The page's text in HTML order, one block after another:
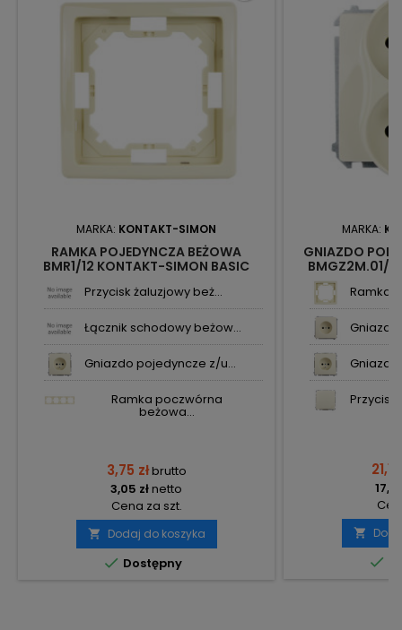
MARKA: KONTAKT-SIMON
RAMKA POJEDYNCZA BEŻOWA
BMR1/12 KONTAKT-SIMON BASIC
Przycisk żaluzjowy beż...
Łącznik schodowy beżow...
Gniazdo pojedyncze z/u...
Ramka poczwórna
beżowa...
3,75 złbrutto
3,05 złnetto
Cena za szt.
 Dodaj do koszyka
 Dostępny
MARKA:
GNIAZDO
BMGZ2M.01/
Ramka
Przycisk

